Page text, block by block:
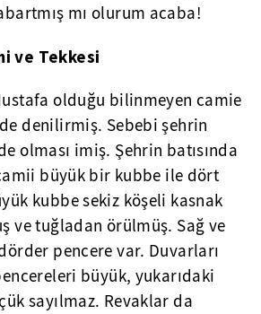
mı olurum acaba!
ve Tekkesi
olduğu bilinmeyen camie
denilirmiş. Sebebi şehrin
olması imiş. Şehrin batısında
büyük bir kubbe ile dört
kubbe sekiz köşeli kasnak
ve tuğladan örülmüş. Sağ ve
pencere var. Duvarları
büyük, yukarıdaki
sayılmaz. Revaklar da